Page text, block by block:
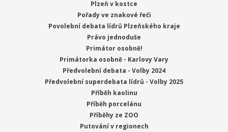
Plzeň v kostce
Pořady ve znakové řeči
Povolební debata lídrů Plzeňského kraje
Právo jednoduše
Primátor osobně!
Primátorka osobně - Karlovy Vary
Předvolební debata - Volby 2024
Předvolební superdebata lídrů - Volby 2025
Příběh kaolinu
Příběh porcelánu
Příběhy ze ZOO
Putování v regionech